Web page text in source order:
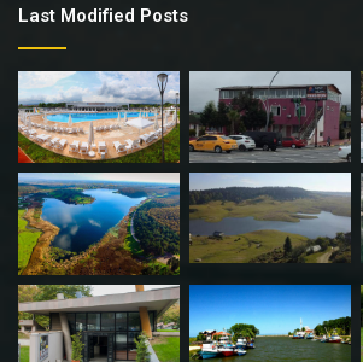
Last Modified Posts